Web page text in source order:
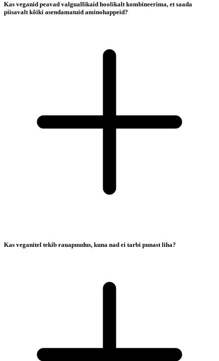
Kas veganid peavad valguallikaid hoolikalt kombineerima, et saada
piisavalt kõiki asendamatuid aminohappeid?
Kas veganitel tekib rauapuudus, kuna nad ei tarbi punast liha?